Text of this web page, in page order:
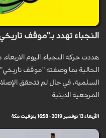
النجباء تهدد بـ"موقف
هددت حركة النجباء، اليوم
الحالية بما وصفته "موقف
السلمية، في حال لم تتحقق
المرجعية الدينية.
الأربعاء 13 نوفمبر 2019 - 16:58 بتوقيت مكة